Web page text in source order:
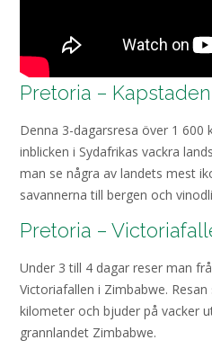
Pretoria – Kapstaden
Denna 3-dagarsresa över 1 600
inblicken i Sydafrikas vackra
man se några av landets mest
savannerna till bergen och
Pretoria –
Under 3 till 4 dagar reser man
Victoriafallen i Zimbabwe.
kilometer och bjuder på vacker
grannlandet Zimbabwe.